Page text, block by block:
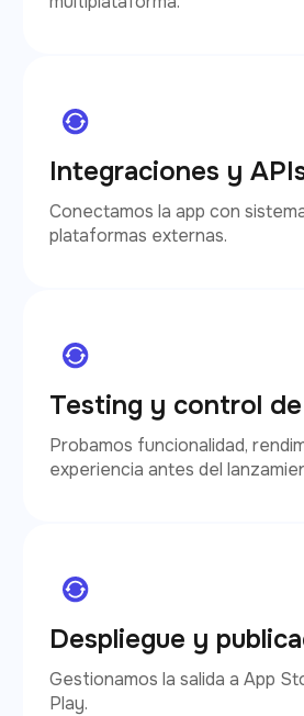
Integraciones y
Conectamos la app con
plataformas externas.
Testing y control
Probamos funcionalidad,
experiencia antes del
Despliegue y
Gestionamos la salida a App
Play.